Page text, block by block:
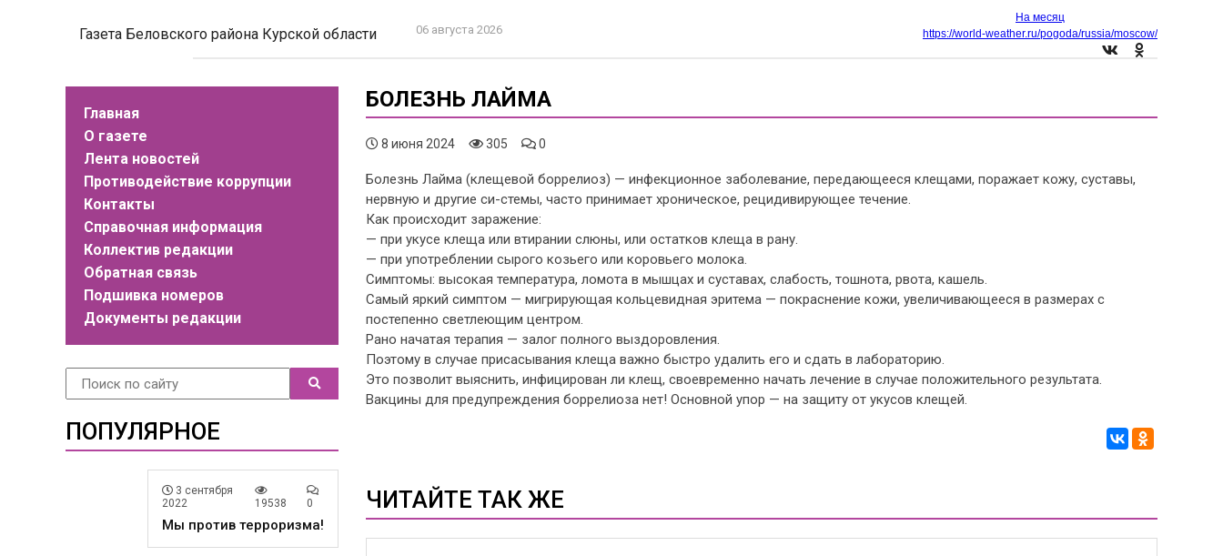
Газета Беловского района Курской области 06 августа 2026
На месяц
https://world-weather.ru/pogoda/russia/moscow/
Главная
О газете
Лента новостей
Противодействие коррупции
Контакты
Справочная информация
Коллектив редакции
Обратная связь
Подшивка номеров
Документы редакции
ПОПУЛЯРНОЕ
3 сентября
2022
19538 0
Мы против терроризма!
БОЛЕЗНЬ ЛАЙМА
8 июня 2024 305 0
Болезнь Лайма (клещевой боррелиоз) — инфекционное заболевание, передающееся клещами, поражает кожу, суставы,
нервную и другие си-стемы, часто принимает хроническое, рецидивирующее течение.
Как происходит заражение:
— при укусе клеща или втирании слюны, или остатков клеща в рану.
— при употреблении сырого козьего или коровьего молока.
Симптомы: высокая температура, ломота в мышцах и суставах, слабость, тошнота, рвота, кашель.
Самый яркий симптом — мигрирующая кольцевидная эритема — покраснение кожи, увеличивающееся в размерах с
постепенно светлеющим центром.
Рано начатая терапия — залог полного выздоровления.
Поэтому в случае присасывания клеща важно быстро удалить его и сдать в лабораторию.
Это позволит выяснить, инфицирован ли клещ, своевременно начать лечение в случае положительного результата.
Вакцины для предупреждения боррелиоза нет! Основной упор — на защиту от укусов клещей.
ЧИТАЙТЕ ТАК ЖЕ